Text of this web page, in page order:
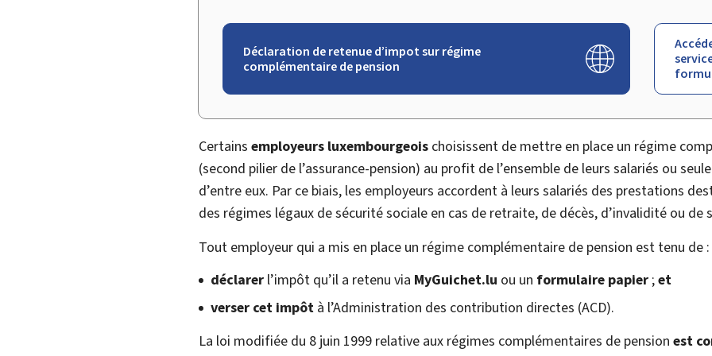
Déclaration de retenue d’impot sur régime
complémentaire de pension
Certains employeurs luxembourgeois choisissent de mettre en place un régime
(second pilier de l’assurance-pension) au profit de l’ensemble de leurs salariés ou
d’entre eux. Par ce biais, les employeurs accordent à leurs salariés des prestations
des régimes légaux de sécurité sociale en cas de retraite, de décès, d’invalidité ou de
Tout employeur qui a mis en place un régime complémentaire de pension est tenu de :
déclarer l’impôt qu’il a retenu via MyGuichet.lu ou un formulaire papier ;et
verser cet impôt à l’Administration des contribution directes (ACD).
La loi modifiée du 8 juin 1999 relative aux régimes complémentaires de pension est